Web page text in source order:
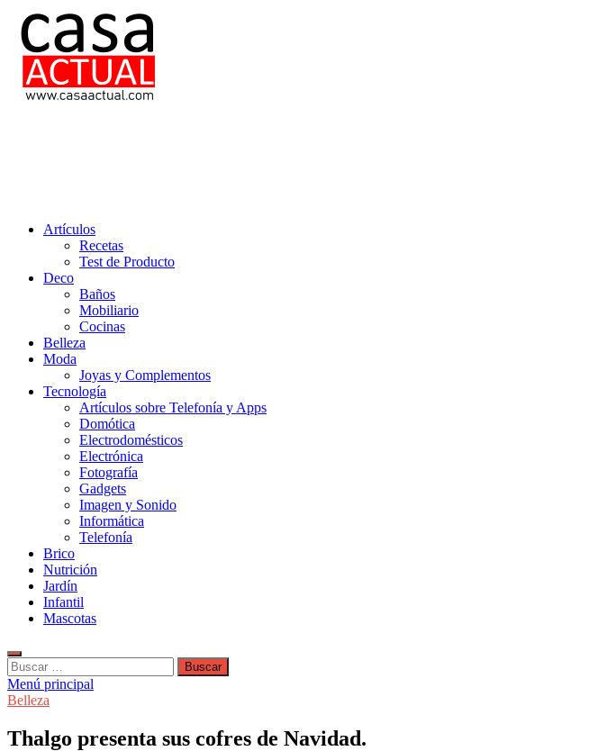
Saltar
contenido
Artículos
Recetas
Test de Producto
Deco
Baños
Mobiliario
Cocinas
Belleza
Moda
Joyas y Complementos
Tecnología
Artículos sobre Telefonía y Apps
Domótica
Electrodomésticos
Electrónica
Fotografía
Gadgets
Imagen y Sonido
Informática
Telefonía
Brico
Nutrición
Jardín
Infantil
Mascotas
Buscar:
Menú principal
Belleza
Thalgo presenta sus cofres de Navidad.